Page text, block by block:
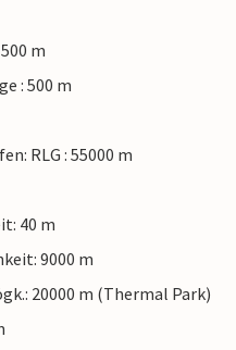
m
: 500 m
RLG : 55000 m
40 m
9000 m
20000 m (Thermal Park)